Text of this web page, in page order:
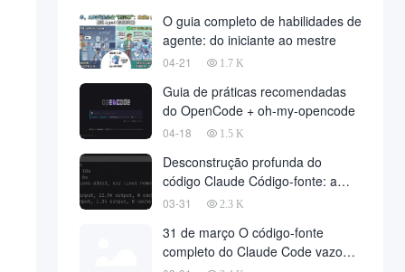
O guia completo de habilidades de
agente: do iniciante ao mestre
04-21 1.7 K
Guia de práticas recomendadas
do OpenCode + oh-my-opencode
04-18 1.5 K
Desconstrução profunda do
código Claude Código-fonte: a
filosofia da arquitetura de agentes
código
03-31 2.3 K
31 de março O código-fonte
completo do Claude Code vazou,